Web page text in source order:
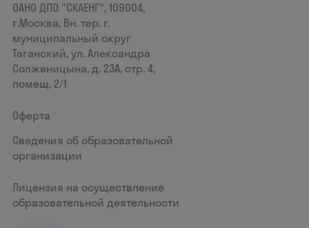
ОАНО ДПО "СКАЕНГ", 109004,
г.Москва, Вн. тер. г.
муниципальный округ
Таганский, ул. Александра
Солженицына, д. 23А, стр. 4,
помещ. 2/1
Оферта
Сведения об образовательной
организации
Лицензия на осуществление
образовательной деятельности